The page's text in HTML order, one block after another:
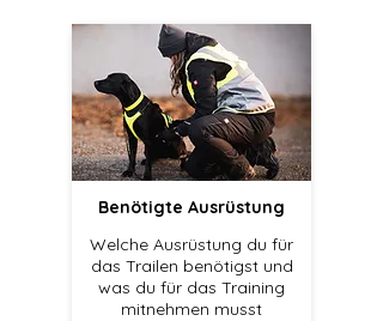
Benötigte Ausrüstung
Welche Ausrüstung du für
das Trailen benötigst und
was du für das Training
mitnehmen musst